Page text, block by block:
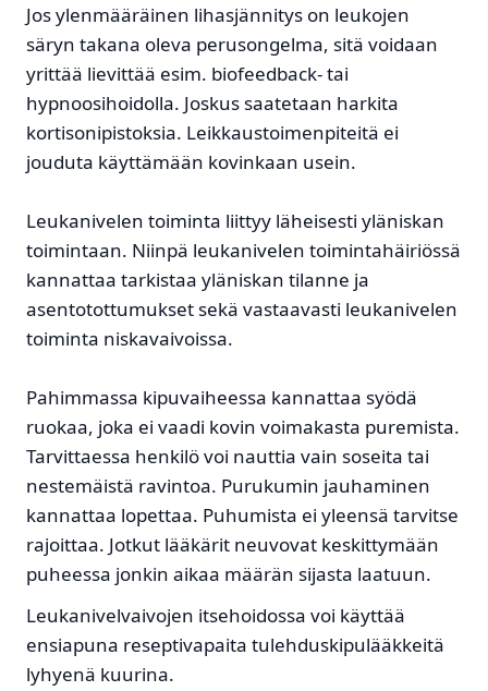
Jos ylenmääräinen lihasjännitys on leukojen
säryn takana oleva perusongelma, sitä voidaan
yrittää lievittää esim. biofeedback- tai
hypnoosihoidolla. Joskus saatetaan harkita
kortisonipistoksia. Leikkaustoimenpiteitä ei
jouduta käyttämään kovinkaan usein.
Leukanivelen toiminta liittyy läheisesti yläniskan
toimintaan. Niinpä leukanivelen toimintahäiriössä
kannattaa tarkistaa yläniskan tilanne ja
asentotottumukset sekä vastaavasti leukanivelen
toiminta niskavaivoissa.
Pahimmassa kipuvaiheessa kannattaa syödä
ruokaa, joka ei vaadi kovin voimakasta puremista.
Tarvittaessa henkilö voi nauttia vain soseita tai
nestemäistä ravintoa. Purukumin jauhaminen
kannattaa lopettaa. Puhumista ei yleensä tarvitse
rajoittaa. Jotkut lääkärit neuvovat keskittymään
puheessa jonkin aikaa määrän sijasta laatuun.
Leukanivelvaivojen itsehoidossa voi käyttää
ensiapuna reseptivapaita tulehduskipulääkkeitä
lyhyenä kuurina.